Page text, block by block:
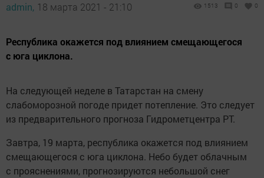
admin, 18 марта 2021 - 21:10 1513 0 0
Республика окажется под влиянием смещающегося
с юга циклона.
На следующей неделе в Татарстан на смену
слабоморозной погоде придет потепление. Это следует
из предварительного прогноза Гидрометцентра РТ.
Завтра, 19 марта, республика окажется под влиянием
смещающегося с юга циклона. Небо будет облачным
с прояснениями, прогнозируются небольшой снег